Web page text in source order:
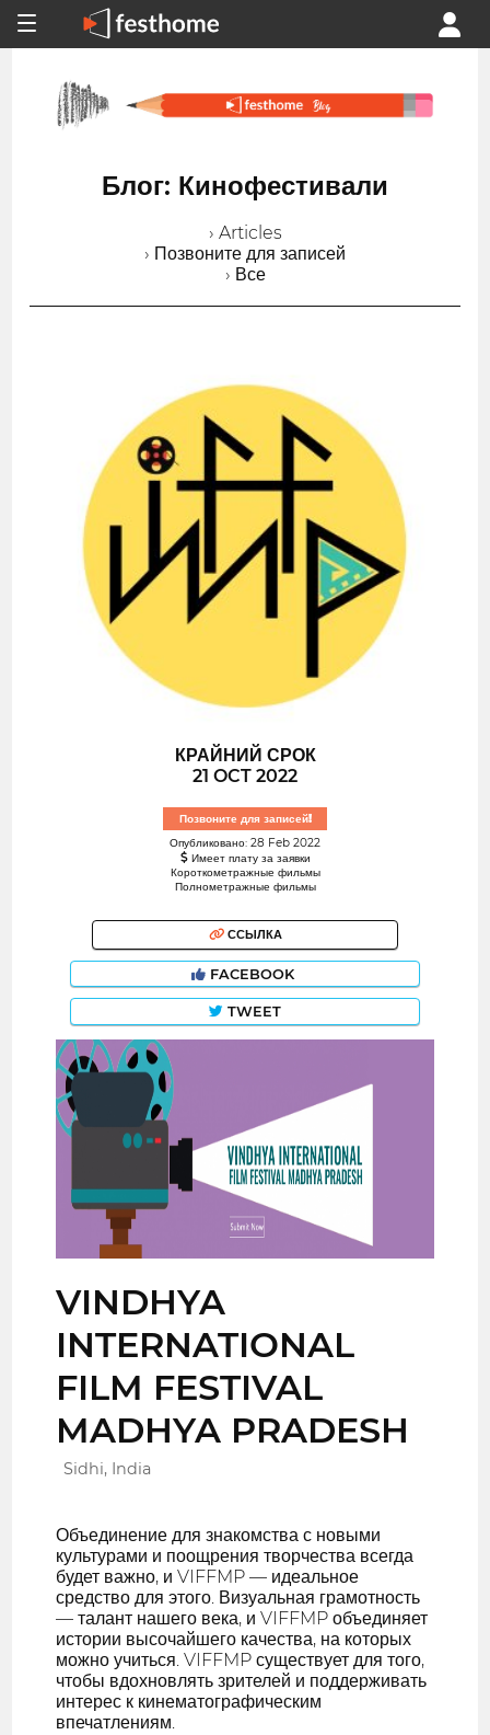
Блог: Кинофестивали
› Articles
› Позвоните для записей
› Все
КРАЙНИЙ СРОК
21 OCT 2022
Позвоните для записей!
Опубликовано: 28 Feb 2022
Имеет плату за заявки
Короткометражные фильмы
Полнометражные фильмы
ССЫЛКА
FACEBOOK
TWEET
VINDHYA
INTERNATIONAL
FILM FESTIVAL
MADHYA PRADESH
Sidhi, India
Объединение для знакомства с новыми
культурами и поощрения творчества всегда
будет важно, и VIFFMP — идеальное
средство для этого. Визуальная грамотность
— талант нашего века, и VIFFMP объединяет
истории высочайшего качества, на которых
можно учиться. VIFFMP существует для того,
чтобы вдохновлять зрителей и поддерживать
интерес к кинематографическим
впечатлениям.